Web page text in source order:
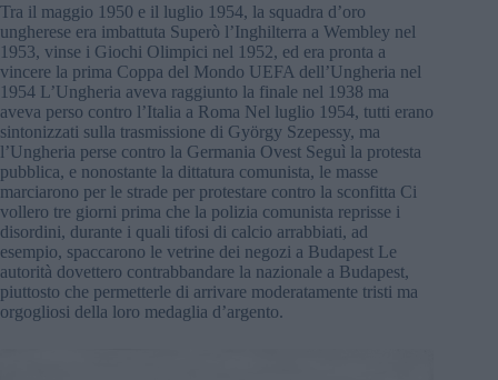
Tra il maggio 1950 e il luglio 1954, la squadra d’oro
ungherese era imbattuta Superò l’Inghilterra a Wembley nel
1953, vinse i Giochi Olimpici nel 1952, ed era pronta a
vincere la prima Coppa del Mondo UEFA dell’Ungheria nel
1954 L’Ungheria aveva raggiunto la finale nel 1938 ma
aveva perso contro l’Italia a Roma Nel luglio 1954, tutti erano
sintonizzati sulla trasmissione di György Szepessy, ma
l’Ungheria perse contro la Germania Ovest Seguì la protesta
pubblica, e nonostante la dittatura comunista, le masse
marciarono per le strade per protestare contro la sconfitta Ci
vollero tre giorni prima che la polizia comunista reprisse i
disordini, durante i quali tifosi di calcio arrabbiati, ad
esempio, spaccarono le vetrine dei negozi a Budapest Le
autorità dovettero contrabbandare la nazionale a Budapest,
piuttosto che permetterle di arrivare moderatamente tristi ma
orgogliosi della loro medaglia d’argento.